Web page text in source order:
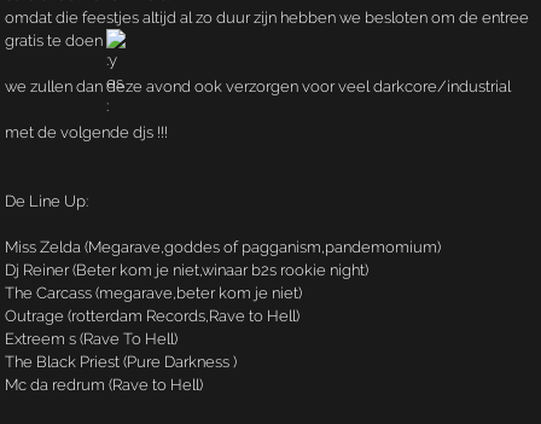
omdat die feestjes altijd al zo duur zijn hebben we besloten om de entree
gratis te doen
we zullen dan deze avond ook verzorgen voor veel darkcore/industrial
met de volgende djs !!!
De Line Up:
Miss Zelda (Megarave,goddes of pagganism,pandemomium)
Dj Reiner (Beter kom je niet,winaar b2s rookie night)
The Carcass (megarave,beter kom je niet)
Outrage (rotterdam Records,Rave to Hell)
Extreem s (Rave To Hell)
The Black Priest (Pure Darkness )
Mc da redrum (Rave to Hell)